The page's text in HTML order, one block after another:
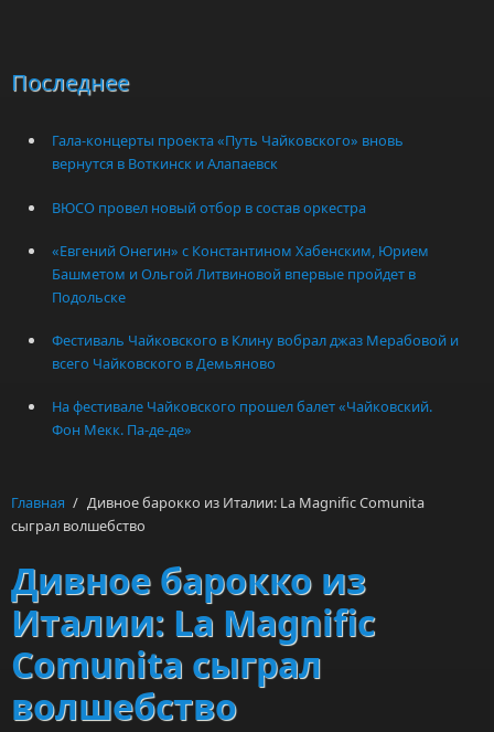
Последнее
Гала-концерты проекта «Путь Чайковского» вновь
вернутся в Воткинск и Алапаевск
ВЮСО провел новый отбор в состав оркестра
«Евгений Онегин» с Константином Хабенским, Юрием
Башметом и Ольгой Литвиновой впервые пройдет в
Подольске
Фестиваль Чайковского в Клину вобрал джаз Мерабовой и
всего Чайковского в Демьяново
На фестивале Чайковского прошел балет «Чайковский.
Фон Мекк. Па-де-де»
Главная / Дивное барокко из Италии: La Magnific Comunita
сыграл волшебство
Дивное барокко из
Италии: La Magnific
Comunita сыграл
волшебство